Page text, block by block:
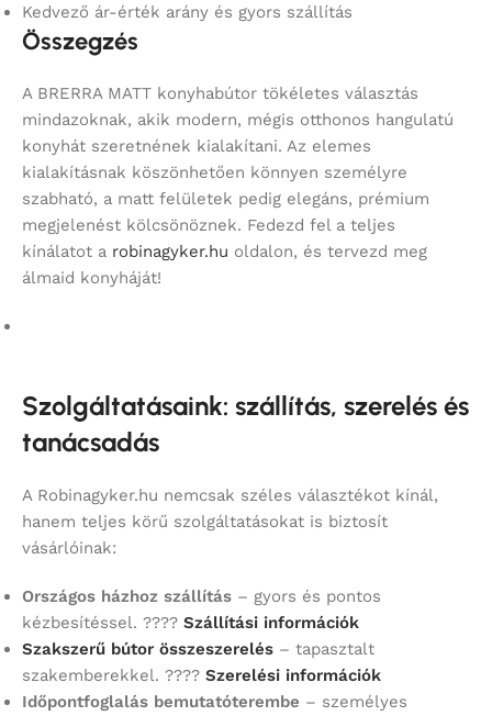
Kedvező ár-érték arány és gyors szállítás
Összegzés
A BRERRA MATT konyhabútor tökéletes választás
mindazoknak, akik modern, mégis otthonos hangulatú
konyhát szeretnének kialakítani. Az elemes
kialakításnak köszönhetően könnyen személyre
szabható, a matt felületek pedig elegáns, prémium
megjelenést kölcsönöznek. Fedezd fel a teljes
kínálatot a robinagyker.hu oldalon, és tervezd meg
álmaid konyháját!
Szolgáltatásaink: szállítás, szerelés és
tanácsadás
A Robinagyker.hu nemcsak széles választékot kínál,
hanem teljes körű szolgáltatásokat is biztosít
vásárlóinak:
Országos házhoz szállítás – gyors és pontos
kézbesítéssel. ???? Szállítási információk
Szakszerű bútor összeszerelés – tapasztalt
szakemberekkel. ???? Szerelési információk
Időpontfoglalás bemutatóterembe – személyes